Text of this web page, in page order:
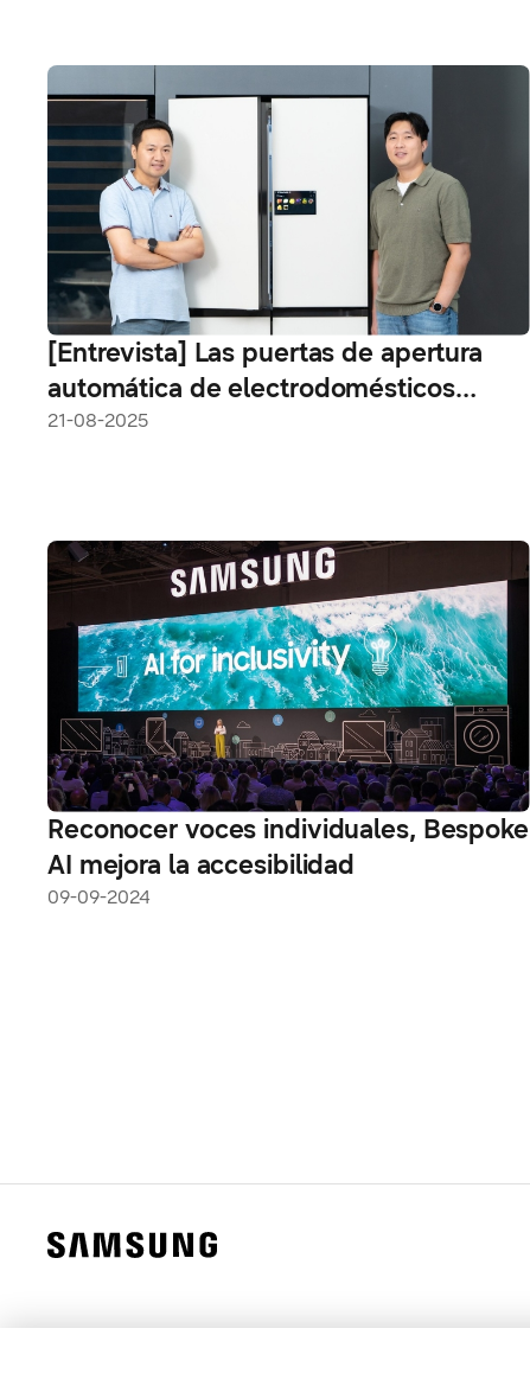
[Entrevista] Las puertas de apertura
automática de electrodomésticos
aportan comodidad diaria
21-08-2025
Reconocer voces individuales, Bespoke
AI mejora la accesibilidad
09-09-2024